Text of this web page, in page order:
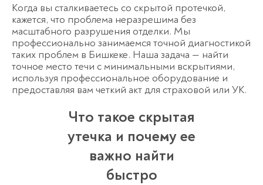
Когда вы сталкиваетесь со скрытой протечкой,
кажется, что проблема неразрешима без
масштабного разрушения отделки. Мы
профессионально занимаемся точной диагностикой
таких проблем в Бишкеке. Наша задача — найти
точное место течи с минимальными вскрытиями,
используя профессиональное оборудование и
предоставляя вам четкий акт для страховой или УК.
Что такое скрытая
утечка и почему ее
важно найти
быстро